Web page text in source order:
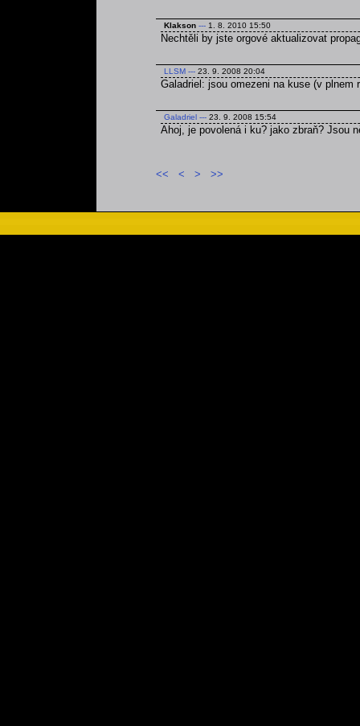
Klakson --- 1. 8. 2010 15:50
Nechtěli by jste orgové aktualizovat
LLSM --- 23. 9. 2008 20:04
Galadriel: jsou omezeni na kuse (v plnem
Galadriel --- 23. 9. 2008 15:54
Ahoj, je povolená i ku? jako zbraň? Jsou
<< < > >>